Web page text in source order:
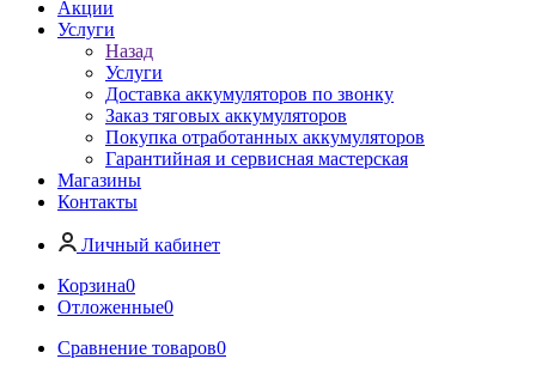
Акции
Услуги
Назад
Услуги
Доставка аккумуляторов по звонку
Заказ тяговых аккумуляторов
Покупка отработанных аккумуляторов
Гарантийная и сервисная мастерская
Магазины
Контакты
Личный кабинет
Корзина0
Отложенные0
Сравнение товаров0